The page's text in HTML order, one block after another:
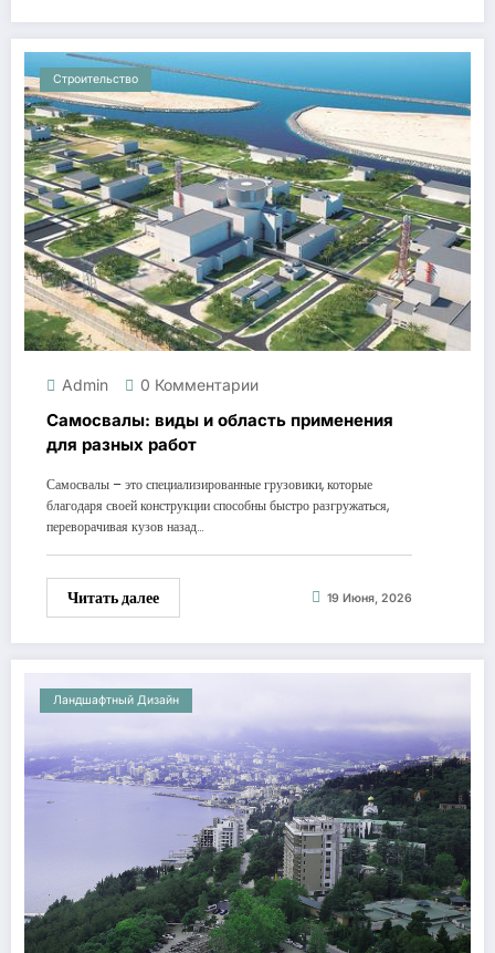
Строительство
Admin 0 Комментарии
Самосвалы: виды и область применения
для разных работ
Самосвалы – это специализированные грузовики, которые
благодаря своей конструкции способны быстро разгружаться,
переворачивая кузов назад…
Читать далее 19 Июня, 2026
Ландшафтный Дизайн